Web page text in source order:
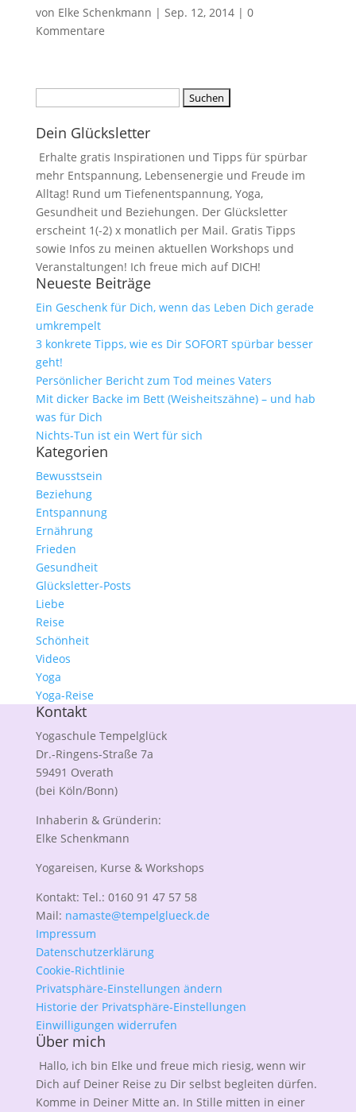
von Elke Schenkmann | Sep. 12, 2014| 0
Kommentare
Dein Glücksletter
Erhalte gratis Inspirationen und Tipps für spürbar
mehr Entspannung, Lebensenergie und Freude im
Alltag! Rund um Tiefenentspannung, Yoga,
Gesundheit und Beziehungen. Der Glücksletter
erscheint 1(-2) x monatlich per Mail. Gratis Tipps
sowie Infos zu meinen aktuellen Workshops und
Veranstaltungen! Ich freue mich auf DICH!
Neueste Beiträge
Ein Geschenk für Dich, wenn das Leben Dich gerade
umkrempelt
3 konkrete Tipps, wie es Dir SOFORT spürbar besser
geht!
Persönlicher Bericht zum Tod meines Vaters
Mit dicker Backe im Bett (Weisheitszähne) – und hab
was für Dich
Nichts-Tun ist ein Wert für sich
Kategorien
Bewusstsein
Beziehung
Entspannung
Ernährung
Frieden
Gesundheit
Glücksletter-Posts
Liebe
Reise
Schönheit
Videos
Yoga
Yoga-Reise
Kontakt
Yogaschule Tempelglück
Dr.-Ringens-Straße 7a
59491 Overath
(bei Köln/Bonn)
Inhaberin & Gründerin:
Elke Schenkmann
Yogareisen, Kurse & Workshops
Kontakt: Tel.: 0160 91 47 57 58
Mail: namaste@tempelglueck.de
Impressum
Datenschutzerklärung
Cookie-Richtlinie
Privatsphäre-Einstellungen ändern
Historie der Privatsphäre-Einstellungen
Einwilligungen widerrufen
Über mich
Hallo, ich bin Elke und freue mich riesig, wenn wir
Dich auf Deiner Reise zu Dir selbst begleiten dürfen.
Komme in Deiner Mitte an. In Stille mitten in einer